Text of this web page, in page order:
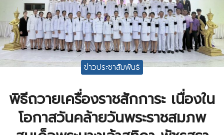
ข่าวประชาสัมพันธ์
พิธีถวายเครื่องราชสักการะ เนื่องใน
โอกาสวันคล้ายวันพระราชสมภพ